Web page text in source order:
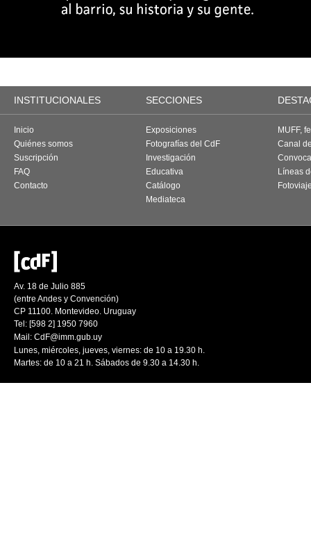
INSTITUCIONALES SECCIONES
Inicio
Quiénes somos
Suscripción
FAQ
Contacto
Exposiciones
Fotografías del CdF
Investigación
Educativa
Catálogo
Mediateca
MUFF,
Canal
Líneas
Av. 18 de Julio 885
(entre Andes y Convención)
CP 11100. Montevideo. Uruguay
Tel: [598 2] 1950 7960
Mail: CdF@imm.gub.uy
Lunes, miércoles, jueves, viernes: de 10 a 19.30 h.
Martes: de 10 a 21 h. Sábados de 9.30 a 14.30 h.